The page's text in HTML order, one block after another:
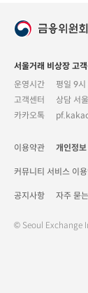
서울거래 비상장 고객
운영시간
평일 9
고객센터
상담 서
카카오톡
이용약관 개인정
커뮤니티 서비스 이
공지사항 자주 묻
© Seoul Exchange